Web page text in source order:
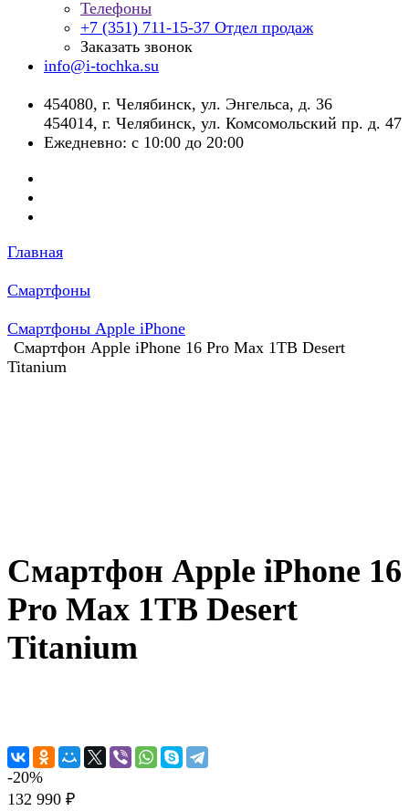
Телефоны
+7 (351) 711-15-37 Отдел продаж
Заказать звонок
info@i-tochka.su
​454080, г. Челябинск, ул. Энгельса, д. 36
454014, г. Челябинск, ул. Комсомольский пр. д. 47
Ежедневно: с 10:00 до 20:00
Главная
Смартфоны
Смартфоны Apple iPhone
Смартфон Apple iPhone 16 Pro Max 1TB Desert
Titanium
Смартфон Apple iPhone 16
Pro Max 1TB Desert
Titanium
-20%
132 990 ₽